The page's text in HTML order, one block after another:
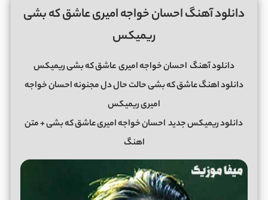
دانلود آهنگ احسان خواجه امیری عاشق که بشی
ریمیکس
دانلود آهنگ احسان خواجه امیریعاشق که بشی ریمیکس
دانلود اهنگ عاشق که بشی حالت حال دل مجنونه احسان خواجه
امیری ریمیکس
دانلود ریمیکس جدید احسان خواجه امیری عاشق که بشی + متن
اهنگ